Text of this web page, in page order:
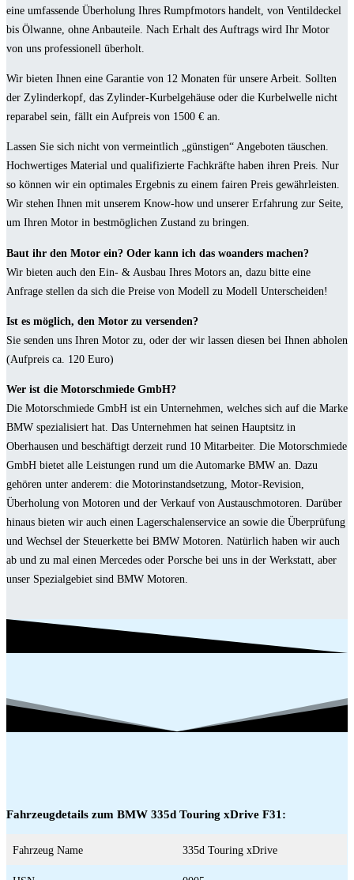
eine umfassende Überholung Ihres Rumpfmotors handelt, von Ventildeckel
bis Ölwanne, ohne Anbauteile. Nach Erhalt des Auftrags wird Ihr Motor
von uns professionell überholt.
Wir bieten Ihnen eine Garantie von 12 Monaten für unsere Arbeit. Sollten
der Zylinderkopf, das Zylinder-Kurbelgehäuse oder die Kurbelwelle nicht
reparabel sein, fällt ein Aufpreis von 1500 € an.
Lassen Sie sich nicht von vermeintlich „günstigen“ Angeboten täuschen.
Hochwertiges Material und qualifizierte Fachkräfte haben ihren Preis. Nur
so können wir ein optimales Ergebnis zu einem fairen Preis gewährleisten.
Wir stehen Ihnen mit unserem Know-how und unserer Erfahrung zur Seite,
um Ihren Motor in bestmöglichen Zustand zu bringen.
Baut ihr den Motor ein? Oder kann ich das woanders machen?
Wir bieten auch den Ein- & Ausbau Ihres Motors an, dazu bitte eine
Anfrage stellen da sich die Preise von Modell zu Modell Unterscheiden!
Ist es möglich, den Motor zu versenden?
Sie senden uns Ihren Motor zu, oder der wir lassen diesen bei Ihnen abholen
(Aufpreis ca. 120 Euro)
Wer ist die Motorschmiede GmbH?
Die Motorschmiede GmbH ist ein Unternehmen, welches sich auf die Marke
BMW spezialisiert hat. Das Unternehmen hat seinen Hauptsitz in
Oberhausen und beschäftigt derzeit rund 10 Mitarbeiter. Die Motorschmiede
GmbH bietet alle Leistungen rund um die Automarke BMW an. Dazu
gehören unter anderem: die Motorinstandsetzung, Motor-Revision,
Überholung von Motoren und der Verkauf von Austauschmotoren. Darüber
hinaus bieten wir auch einen Lagerschalenservice an sowie die Überprüfung
und Wechsel der Steuerkette bei BMW Motoren. Natürlich haben wir auch
ab und zu mal einen Mercedes oder Porsche bei uns in der Werkstatt, aber
unser Spezialgebiet sind BMW Motoren.
Fahrzeugdetails zum BMW 335d Touring xDrive F31:
Fahrzeug Name 335d Touring xDrive